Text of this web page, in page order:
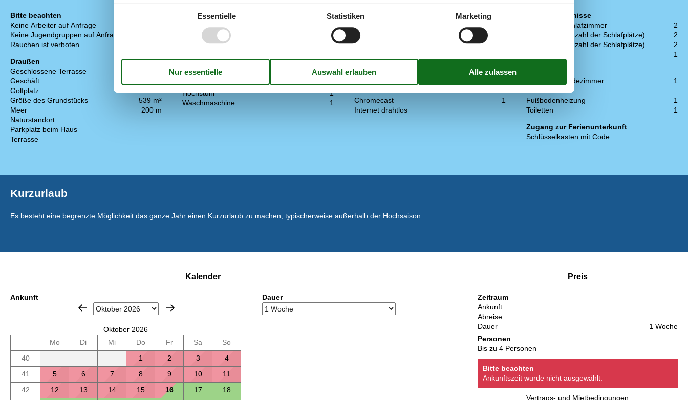
Bitte beachten
Keine Arbeiter auf Anfrage
Keine Jugendgruppen auf Anfrage
Rauchen ist verboten
Draußen
Geschlossene Terrasse
Geschäft
Golfplatz
1 km
Größe des Grundstücks
539 m²
Meer
200 m
Naturstandort
Parkplatz beim Haus
Terrasse
Einrichtung
Anzahl Erwachsene inkl. 4-11 Jahre
Anzahl Kinder (0-3 Jahre)
1
Baujahr
Gefrierkapazität (Anzahl Liter)
20
Haustiere
1
Hochstuhl
1
Waschmaschine
1
Küche
Heißluftofen
Kühlschrank
Multimedien
> 3 deutsche Sender
Anzahl der Fernseher
1
Chromecast
1
Internet drahtlos
Schlafverhältnisse
Anzahl der Schlafzimmer
2
Doppelbett (Anzahl der Schlafplätze)
2
Etagenbett (Anzahl der Schlafplätze)
2
1
Anzahl der Badezimmer
1
Duschkabine
Fußbodenheizung
1
Toiletten
1
Zugang zur Ferienunterkunft
Schlüsselkasten mit Code
Kurzurlaub
Es besteht eine begrenzte Möglichkeit das ganze Jahr einen Kurzurlaub zu machen, typischerweise außerhalb der Hochsaison.
Kalender
Ankunft
Oktober 2026
Mo
Di Mi Do Fr Sa
So
40
1 2 3
4
41
5 6 7 8 9 10
11
42
12 13 14 15 16 17
18
Dauer
Preis
Zeitraum
Ankunft
Abreise
Dauer
1 Woche
Personen
Bis zu 4 Personen
Bitte beachten
Ankunftszeit wurde nicht ausgewählt.
Vertrags- und Mietbedingungen
Essentielle Statistiken Marketing